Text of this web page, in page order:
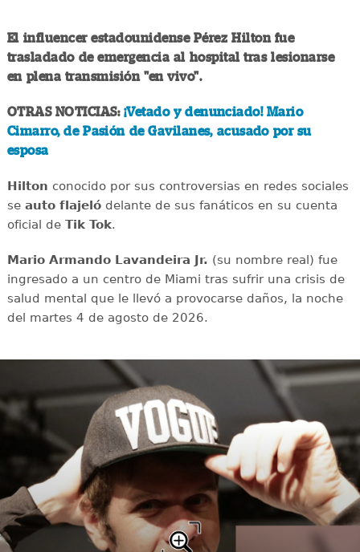
El influencer estadounidense Pérez Hilton fue
trasladado de emergencia al hospital tras lesionarse
en plena transmisión "en vivo".
OTRAS NOTICIAS: ¡Vetado y denunciado! Mario
Cimarro, de Pasión de Gavilanes, acusado por su
esposa
Hilton conocido por sus controversias en redes sociales
seauto flajelódelante de sus fanáticos en su cuenta
oficial deTik Tok.
Mario Armando Lavandeira Jr. (su nombre real) fue
ingresado a un centro de Miami tras sufrir una crisis de
salud mental que le llevó a provocarse daños, la noche
del martes 4 de agosto de 2026.